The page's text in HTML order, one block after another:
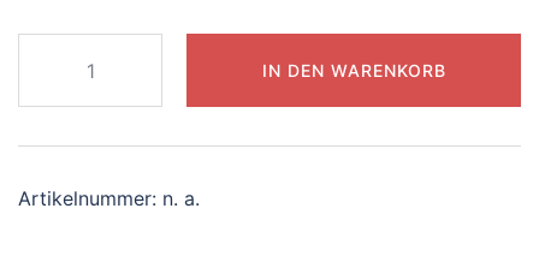
dolphin
Menge
IN DEN WARENKORB
Artikelnummer: n. a.